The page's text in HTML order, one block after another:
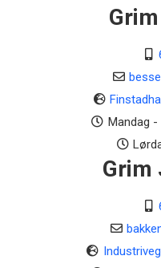
Ladetid opptil
Maks driftstid opptil
Mandag -
Grim